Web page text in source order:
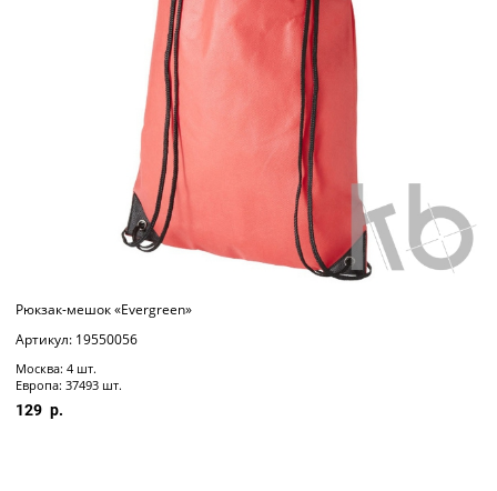
Рюкзак-мешок «Evergreen»
Артикул: 19550056
Москва: 4 шт.
Европа: 37493 шт.
129